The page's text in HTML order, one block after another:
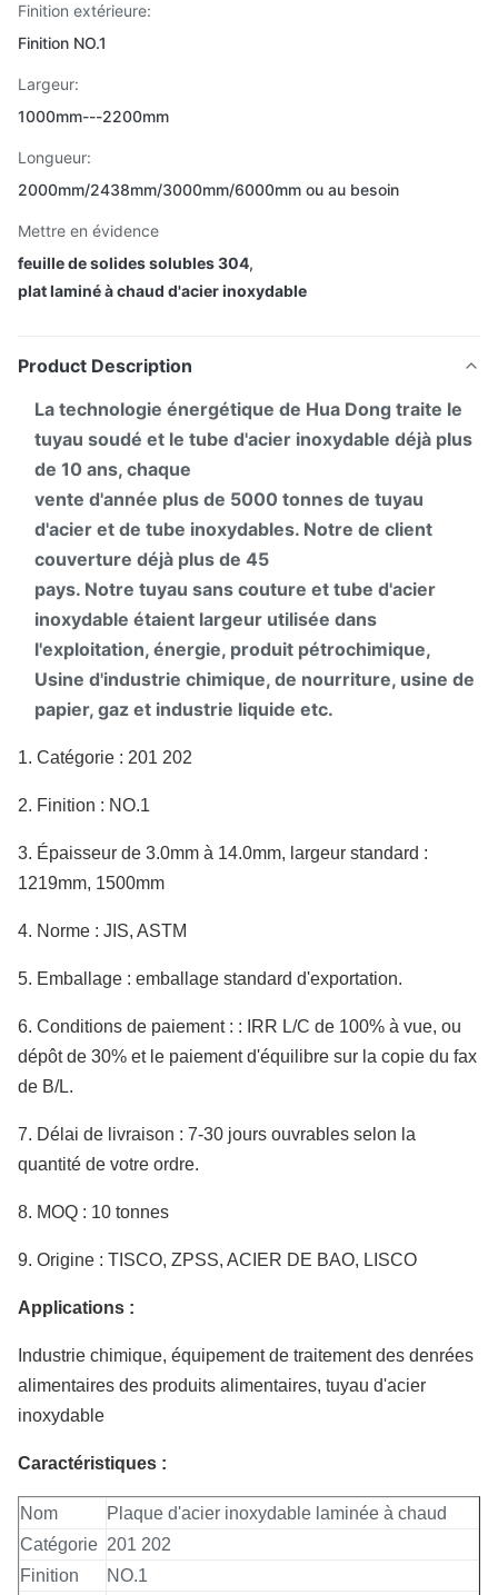
Finition extérieure:
Finition NO.1
Largeur:
1000mm---2200mm
Longueur:
2000mm/2438mm/3000mm/6000mm ou au besoin
Mettre en évidence
feuille de solides solubles 304,
plat laminé à chaud d'acier inoxydable
Product Description
La technologie énergétique de Hua Dong traite le
tuyau soudé et le tube d'acier inoxydable déjà plus
de 10 ans, chaque
vente d'année plus de 5000 tonnes de tuyau
d'acier et de tube inoxydables. Notre de client
couverture déjà plus de 45
pays. Notre tuyau sans couture et tube d'acier
inoxydable étaient largeur utilisée dans
l'exploitation, énergie, produit pétrochimique,
Usine d'industrie chimique, de nourriture, usine de
papier, gaz et industrie liquide etc.
1. Catégorie : 201 202
2. Finition : NO.1
3. Épaisseur de 3.0mm à 14.0mm, largeur standard :
1219mm, 1500mm
4. Norme : JIS, ASTM
5. Emballage : emballage standard d'exportation.
6. Conditions de paiement : : IRR L/C de 100% à vue, ou
dépôt de 30% et le paiement d'équilibre sur la copie du fax
de B/L.
7. Délai de livraison : 7-30 jours ouvrables selon la
quantité de votre ordre.
8. MOQ : 10 tonnes
9. Origine : TISCO, ZPSS, ACIER DE BAO, LISCO
Applications :
Industrie chimique, équipement de traitement des denrées
alimentaires des produits alimentaires, tuyau d'acier
inoxydable
Caractéristiques :
Nom
Plaque d'acier inoxydable laminée à chaud
Catégorie 201 202
Finition
NO.1